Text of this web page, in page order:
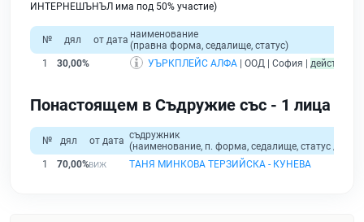
ИНТЕРНЕШЪНЪЛ има под 50% участие)
№ дял от дата наименование
(правна форма, седалище, статус)
1
30,00% УЪРКПЛЕЙС АЛФА | ООД | София | действащ
Понастоящем в Съдружие със - 1 лица
№ дял от дата съдружник
(наименование, п. форма, седалище, статус /
1
70,00% ТАНЯ МИНКОВА ТЕРЗИЙСКА - КУНЕВА